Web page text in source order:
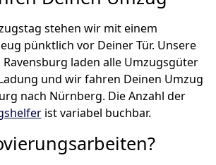
stehen wir mit einem
pünktlich vor Deiner Tür. Unsere
laden alle Umzugsgüter
und wir fahren Deinen Umzug
nach Nürnberg. Die Anzahl der
ist variabel buchbar.